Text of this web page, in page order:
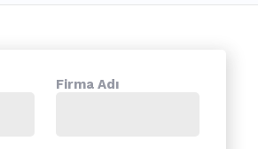
Firma Adı